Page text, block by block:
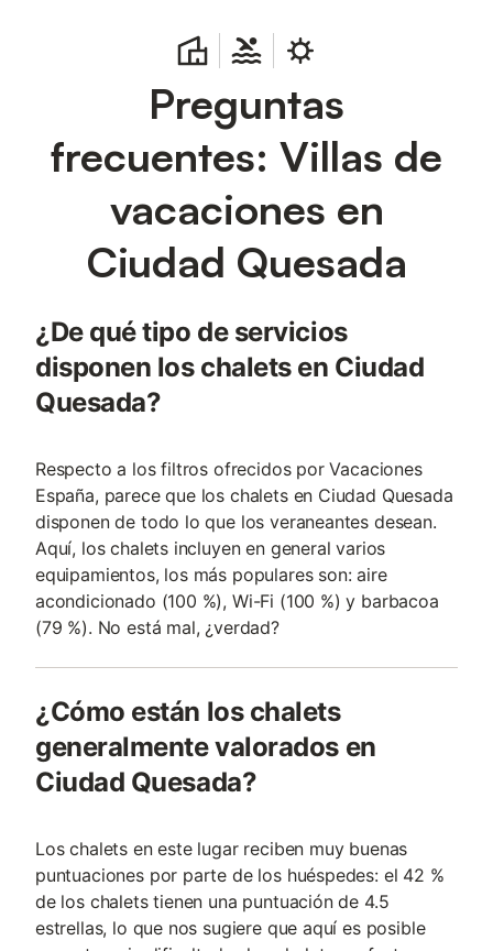
Preguntas
frecuentes: Villas de
vacaciones en
Ciudad Quesada
¿De qué tipo de servicios
disponen los chalets en Ciudad
Quesada?
Respecto a los filtros ofrecidos por Vacaciones
España, parece que los chalets en Ciudad Quesada
disponen de todo lo que los veraneantes desean.
Aquí, los chalets incluyen en general varios
equipamientos, los más populares son: aire
acondicionado (100 %), Wi-Fi (100 %) y barbacoa
(79 %). No está mal, ¿verdad?
¿Cómo están los chalets
generalmente valorados en
Ciudad Quesada?
Los chalets en este lugar reciben muy buenas
puntuaciones por parte de los huéspedes: el 42 %
de los chalets tienen una puntuación de 4.5
estrellas, lo que nos sugiere que aquí es posible